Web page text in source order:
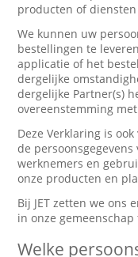
producten of
We kunnen uw
bestellingen te
applicatie of het
dergelijke
dergelijke Partner(s)
overeenstemming
Deze Verklaring is
de
werknemers en
onze producten en
Bij JET zetten we ons
in onze
Welke